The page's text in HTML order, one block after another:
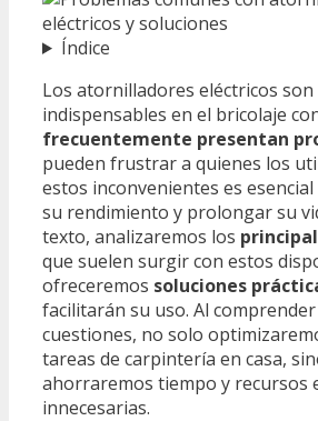
Índice
Los atornilladores eléctricos
indispensables en el bricolaje
frecuentemente presentan
pueden frustrar a quienes los
estos inconvenientes es
su rendimiento y prolongar su
texto, analizaremos los
que suelen surgir con estos
ofreceremos soluciones
facilitarán su uso. Al
cuestiones, no solo
tareas de carpintería en casa,
ahorraremos tiempo y recursos
innecesarias.